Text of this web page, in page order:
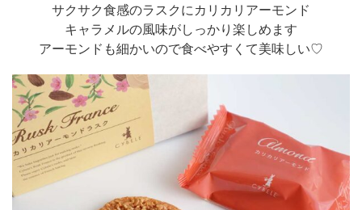
サクサク食感のラスクにカリカリアーモンド
キャラメルの風味がしっかり楽しめます
アーモンドも細かいので食べやすくて美味しい♡